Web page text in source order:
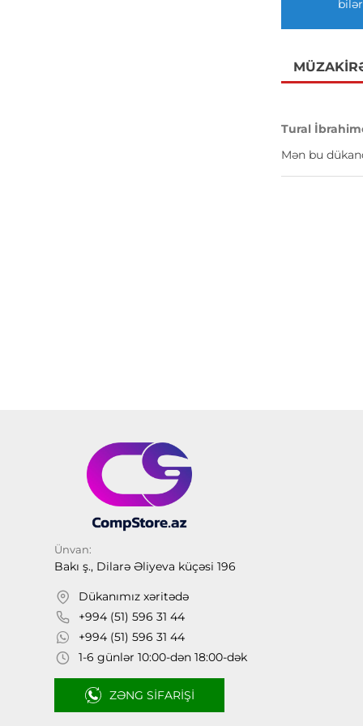
Tural
Mən bu
Ünvan:
Bakı ş., Dilarə Əliyeva küçəsi 196
Dükanımız xəritədə
+994 (51) 596 31 44
+994 (51) 596 31 44
1-6 günlər 10:00-dən 18:00-dək
ZƏNG SIFARIŞI